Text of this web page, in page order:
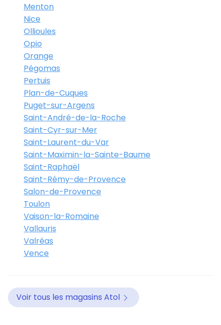
Menton
Nice
Ollioules
Opio
Orange
Pégomas
Pertuis
Plan-de-Cuques
Puget-sur-Argens
Saint-André-de-la-Roche
Saint-Cyr-sur-Mer
Saint-Laurent-du-Var
Saint-Maximin-la-Sainte-Baume
Saint-Raphaël
Saint-Rémy-de-Provence
Salon-de-Provence
Toulon
Vaison-la-Romaine
Vallauris
Valréas
Vence
Voir tous les magasins Atol